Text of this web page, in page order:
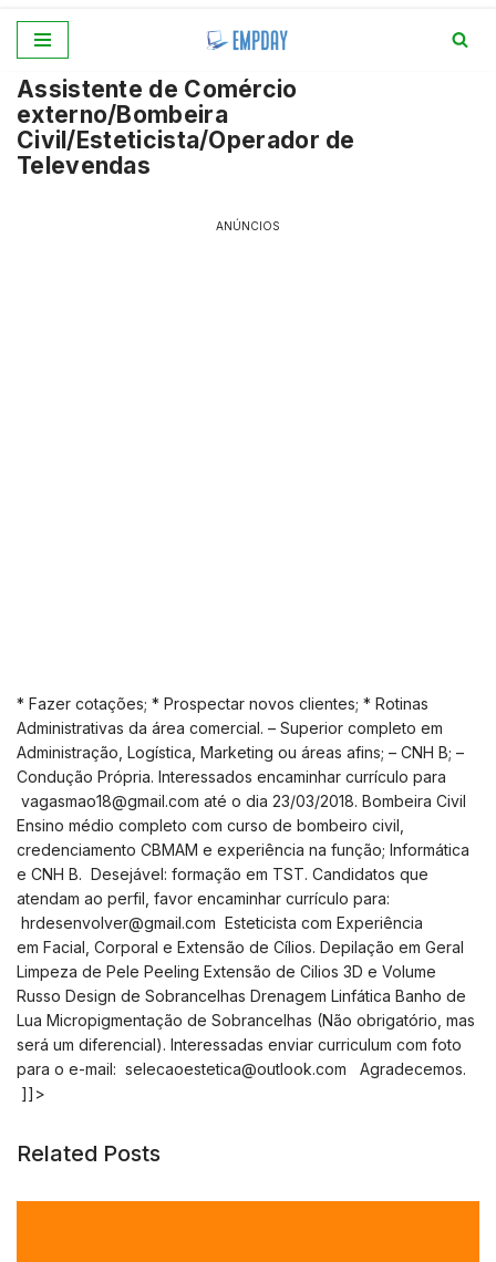
para
o
conteúdo
Assistente de Comércio
externo/Bombeira
Civil/Esteticista/Operador de
Televendas
ANÚNCIOS
* Fazer cotações; * Prospectar novos clientes; * Rotinas
Administrativas da área comercial. – Superior completo em
Administração, Logística, Marketing ou áreas afins; – CNH B; –
Condução Própria. Interessados encaminhar currículo para
vagasmao18@gmail.com até o dia 23/03/2018. Bombeira Civil
Ensino médio completo com curso de bombeiro civil,
credenciamento CBMAM e experiência na função; Informática
e CNH B. Desejável: formação em TST. Candidatos que
atendam ao perfil, favor encaminhar currículo para:
hrdesenvolver@gmail.com Esteticista com Experiência
em Facial, Corporal e Extensão de Cílios. Depilação em Geral
Limpeza de Pele Peeling Extensão de Cilios 3D e Volume
Russo Design de Sobrancelhas Drenagem Linfática Banho de
Lua Micropigmentação de Sobrancelhas (Não obrigatório, mas
será um diferencial). Interessadas enviar curriculum com foto
para o e-mail: selecaoestetica@outlook.com Agradecemos.
]]>
Related Posts